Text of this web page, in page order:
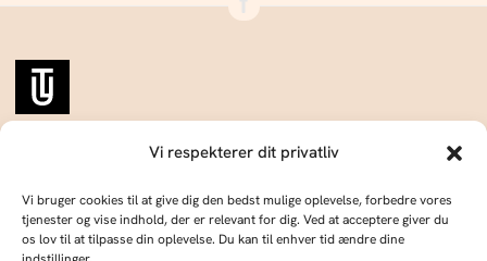
Vi respekterer dit privatliv
Vi bruger cookies til at give dig den bedst mulige oplevelse, forbedre vores
tjenester og vise indhold, der er relevant for dig. Ved at acceptere giver du
os lov til at tilpasse din oplevelse. Du kan til enhver tid ændre dine
redaktionel dybde og internationale strømninger – fra kunst og musik
til samfund.